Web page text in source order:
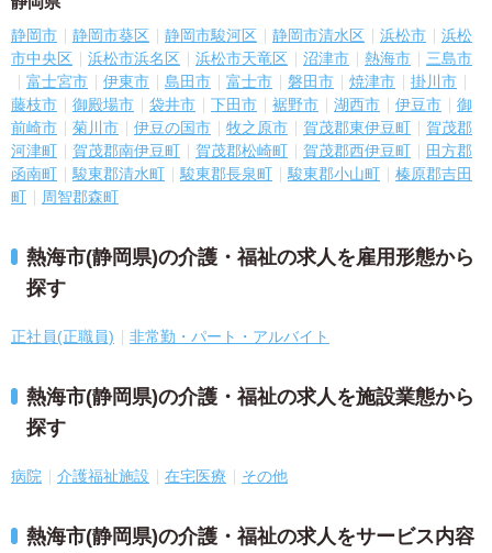
静岡市 静岡市葵区 静岡市駿河区 静岡市清水区 浜松市
浜松
市中央区
浜松市浜名区 浜松市天竜区 沼津市 熱海市
三島市
富士宮市
伊東市 島田市 富士市 磐田市 焼津市
掛川市
藤枝市
御殿場市 袋井市 下田市 裾野市 湖西市 伊豆市
御
前崎市
菊川市 伊豆の国市 牧之原市 賀茂郡東伊豆町
賀茂郡
河津町
賀茂郡南伊豆町 賀茂郡松崎町 賀茂郡西伊豆町
田方郡
函南町
駿東郡清水町 駿東郡長泉町 駿東郡小山町
榛原郡吉田
町
周智郡森町
熱海市(静岡県)の介護・福祉の求人を雇用形態から
探す
正社員(正職員) 非常勤・パート・アルバイト
熱海市(静岡県)の介護・福祉の求人を施設業態から
探す
病院 介護福祉施設 在宅医療 その他
熱海市(静岡県)の介護・福祉の求人をサービス内容